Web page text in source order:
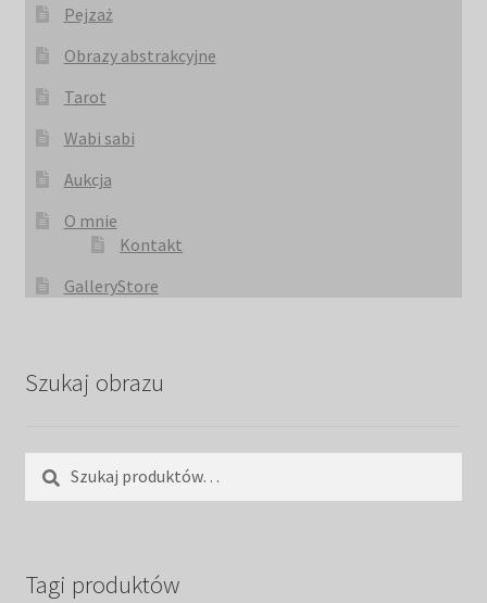
Pejzaż
Obrazy abstrakcyjne
Tarot
Wabi sabi
Aukcja
O mnie
Kontakt
GalleryStore
Szukaj obrazu
Tagi produktów